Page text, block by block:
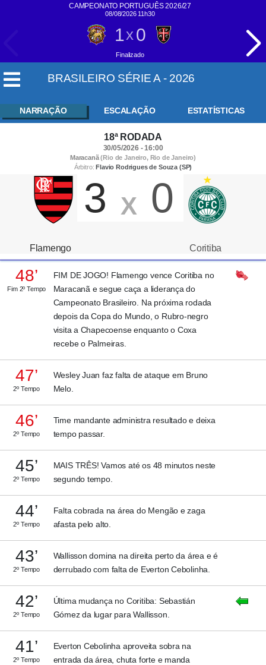
CAMPEONATO PORTUGUÊS 2026/27
08/08/2026 11h30
1x 0
Finalizado
BRASILEIRO SÉRIE A - 2026
NARRAÇÃO ESCALAÇÃO ESTATÍSTICAS
18ª RODADA
30/05/2026 - 16:00
Maracanã(Rio de Janeiro, Rio de Janeiro)
Árbitro: Flavio Rodrigues de Souza (SP)
Flamengo
3 X 0
Coritiba
48’
Fim 2º Tempo
FIM DE JOGO! Flamengo vence Coritiba no
Maracanã e segue caça a liderança do
Campeonato Brasileiro. Na próxima rodada
depois da Copa do Mundo, o Rubro-negro
visita a Chapecoense enquanto o Coxa
recebe o Palmeiras.
47’
2º Tempo
Wesley Juan faz falta de ataque em Bruno
Melo.
46’
2º Tempo
Time mandante administra resultado e deixa
tempo passar.
45’
2º Tempo
MAIS TRÊS! Vamos até os 48 minutos neste
segundo tempo.
44’
2º Tempo
Falta cobrada na área do Mengão e zaga
afasta pelo alto.
43’
2º Tempo
Wallisson domina na direita perto da área e é
derrubado com falta de Everton Cebolinha.
42’
2º Tempo
Última mudança no Coritiba: Sebastián
Gómez da lugar para Wallisson.
41’
2º Tempo
Everton Cebolinha aproveita sobra na
entrada da área, chuta forte e manda